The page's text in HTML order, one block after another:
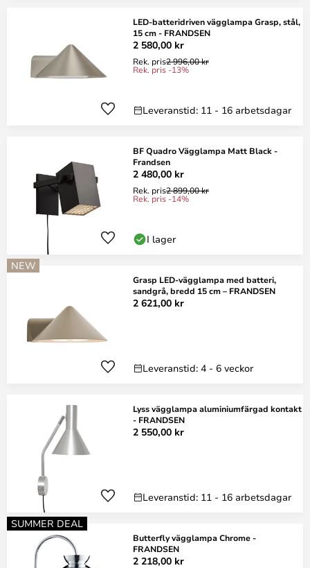
LED-batteridriven vägglampa Grasp, stål,
15 cm - FRANDSEN
2 580,00 kr
Rek. pris2 996,00 kr
Rek. pris -13%
Leveranstid: 11 - 16 arbetsdagar
BF Quadro Vägglampa Matt Black -
Frandsen
2 480,00 kr
Rek. pris2 899,00 kr
Rek. pris -14%
I lager
NEW
Grasp LED-vägglampa med batteri,
sandgrå, bredd 15 cm – FRANDSEN
2 621,00 kr
Leveranstid: 4 - 6 veckor
Lyss vägglampa aluminiumfärgad kontakt
- FRANDSEN
2 550,00 kr
Leveranstid: 11 - 16 arbetsdagar
SUMMER DEAL
Butterfly vägglampa Chrome -
FRANDSEN
2 218,00 kr